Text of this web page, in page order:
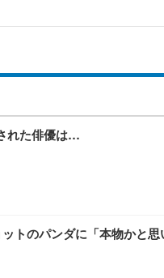
れた俳優は…
トのパンダに「本物かと